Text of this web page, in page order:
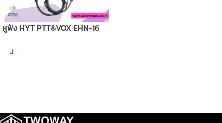
หูฟัง HYT PTT&VOX EHN-16